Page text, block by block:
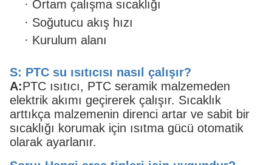
· Ortam çalışma sıcaklığı
· Soğutucu akış hızı
· Kurulum alanı
S: PTC su ısıtıcısı nasıl çalışır?
A:PTC ısıtıcı, PTC seramik malzemeden
elektrik akımı geçirerek çalışır. Sıcaklık
arttıkça malzemenin direnci artar ve sabit bir
sıcaklığı korumak için ısıtma gücü otomatik
olarak ayarlanır.